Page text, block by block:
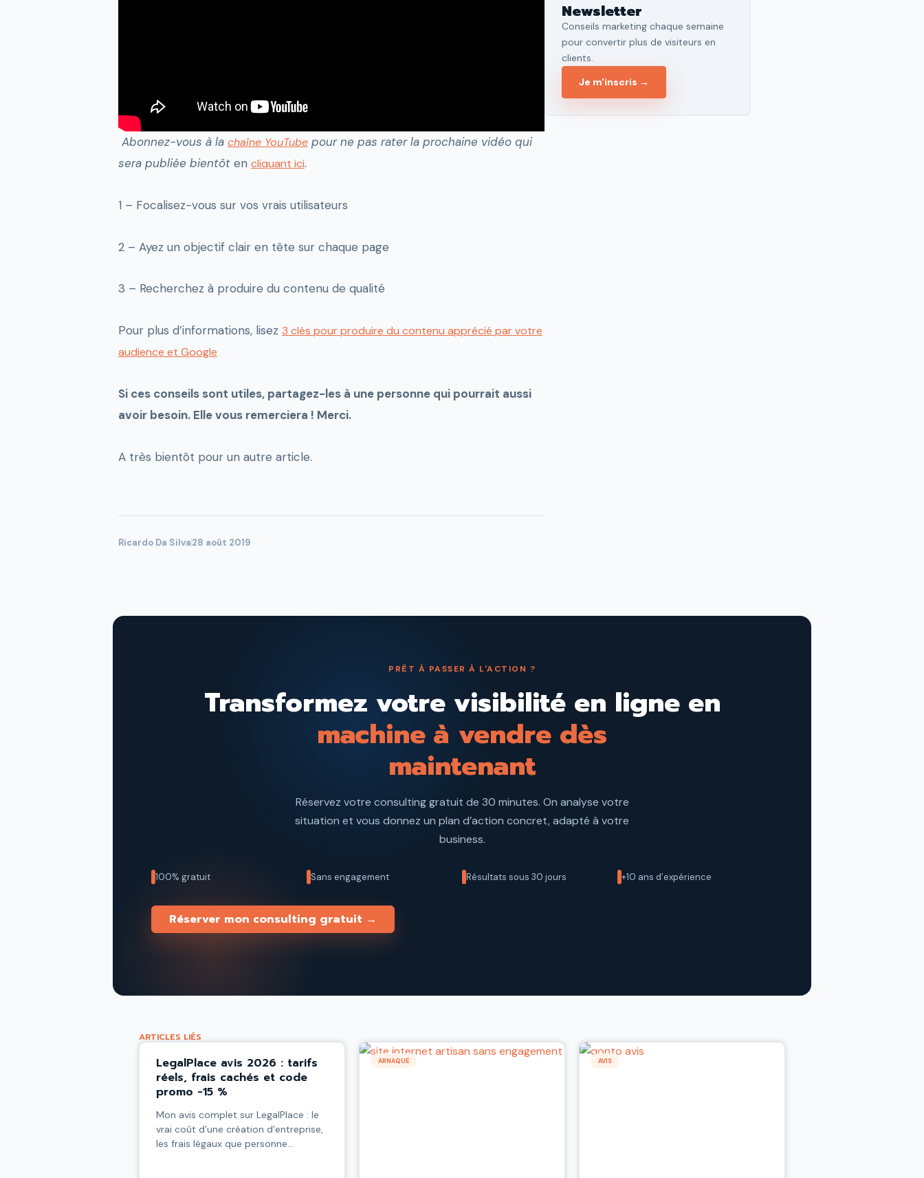
Abonnez-vous à la chaîne YouTube pour ne pas rater la prochaine vidéo qui
sera publiée bientôt en cliquant ici.
1 – Focalisez-vous sur vos vrais utilisateurs
2 – Ayez un objectif clair en tête sur chaque page
3 – Recherchez à produire du contenu de qualité
Pour plus d’informations, lisez 3 clés pour produire du contenu apprécié par votre
audience et Google
Si ces conseils sont utiles, partagez-les à une personne qui pourrait aussi
avoir besoin. Elle vous remerciera ! Merci.
A très bientôt pour un autre article.
Ricardo Da Silva28 août 2019
Newsletter
Conseils marketing chaque semaine
pour convertir plus de visiteurs en
clients.
Je m'inscris →
PRÊT À PASSER À L'ACTION ?
Transformez votre visibilité en ligne en
machine à vendre dès
maintenant
Réservez votre consulting gratuit de 30 minutes. On analyse votre
situation et vous donnez un plan d’action concret, adapté à votre
business.
100% gratuit Sans engagement Résultats sous 30 jours +10 ans d’expérience
Réserver mon consulting gratuit →
ARTICLES LIÉS
LegalPlace avis 2026 : tarifs
réels, frais cachés et code
promo -15 %
Mon avis complet sur LegalPlace : le
vrai coût d’une création d’entreprise,
les frais légaux que personne
ARNAQUE AVIS